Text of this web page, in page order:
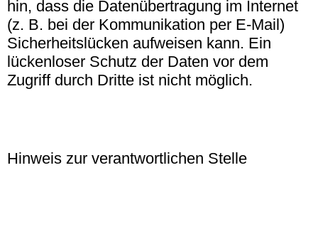
hin, dass die Datenübertragung im Internet
(z. B. bei der Kommunikation per E-Mail)
Sicherheitslücken aufweisen kann. Ein
lückenloser Schutz der Daten vor dem
Zugriff durch Dritte ist nicht möglich.
Hinweis zur verantwortlichen Stelle